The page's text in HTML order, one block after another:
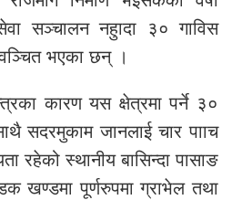
सञ्चालन नहुादा ३० गाविस
वञ्चित भएका छन् ।
कारण यस क्षेत्रमा पर्ने ३०
सदरमुकाम जानलाई चार पााच
रहेको स्थानीय बासिन्दा पासाङ
खण्डमा पूर्णरुपमा ग्राभेल तथा